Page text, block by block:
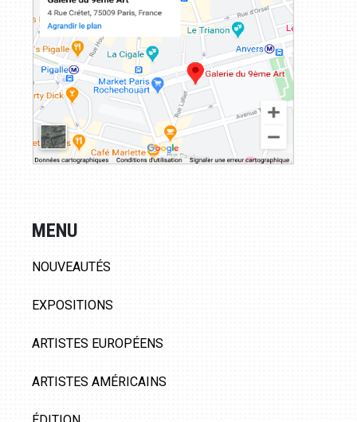
MENU
NOUVEAUTÉS
EXPOSITIONS
ARTISTES EUROPÉENS
ARTISTES AMÉRICAINS